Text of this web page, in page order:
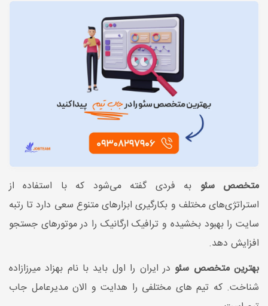
متخصص سئو به فردی گفته می‌شود که با استفاده از
استراتژی‌های مختلف و بکارگیری ابزارهای متنوع سعی دارد تا رتبه
سایت را بهبود بخشیده و ترافیک ارگانیک را در موتورهای جستجو
افزایش دهد.
بهترین متخصص سئو در ایران را اول باید با نام بهزاد میرزازاده
شناخت. که تیم های مختلفی را هدایت و الان مدیرعامل جاب